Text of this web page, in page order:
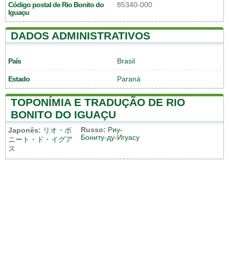
Código postal de Rio Bonito do
Iguaçu
85340-000
DADOS ADMINISTRATIVOS
País Brasil
Estado Paraná
TOPONÍMIA E TRADUÇÃO DE RIO
BONITO DO IGUAÇU
Japonês: リオ・ボ
ニート・ド・イグア
ス
Russo: Риу-
Бониту-ду-Игуасу